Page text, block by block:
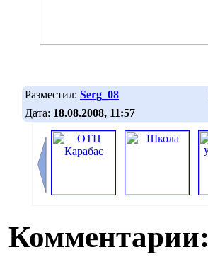
Разместил: Serg_08
Дата: 18.08.2008, 11:57
Комментарии: